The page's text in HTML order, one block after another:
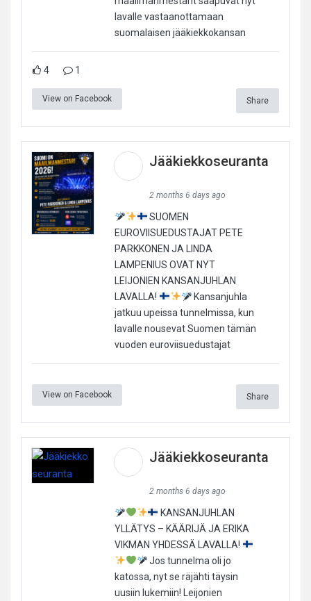
lavalle vastaanottamaan
suomalaisen jääkiekkokansan
4 1
View on Facebook Share
Jääkiekkoseuranta
2 months 6 days ago
SUOMEN
EUROVIISUEDUSTAJAT PETE
PARKKONEN JA LINDA
LAMPENIUS OVAT NYT
LEIJONIEN KANSANJUHLAN
LAVALLA!
Kansanjuhla
jatkuu upeissa tunnelmissa, kun
lavalle nousevat Suomen tämän
vuoden euroviisuedustajat
View on Facebook Share
Jääkiekkoseuranta
2 months 6 days ago
KANSANJUHLAN
YLLÄTYS – KÄÄRIJÄ JA ERIKA
VIKMAN YHDESSÄ LAVALLA!
Jos tunnelma oli jo
katossa, nyt se räjähti täysin
uusiin lukemiin! Leijonien